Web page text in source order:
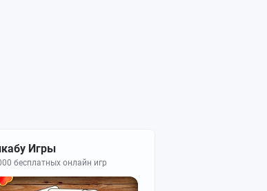
Игры
бесплатных онлайн игр